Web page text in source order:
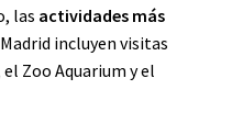
las actividades más
incluyen visitas
Zoo Aquarium y el